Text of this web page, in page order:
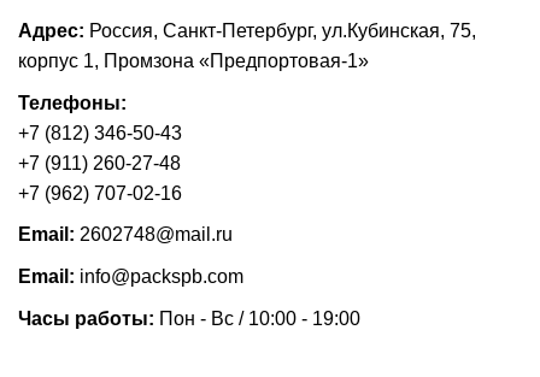
Адрес: Россия, Санкт-Петербург, ул.Кубинская, 75,
корпус 1, Промзона «Предпортовая-1»
Телефоны:
+7 (812) 346-50-43
+7 (911) 260-27-48
+7 (962) 707-02-16
Email: 2602748@mail.ru
Email: info@packspb.com
Часы работы: Пон - Вс / 10:00 - 19:00